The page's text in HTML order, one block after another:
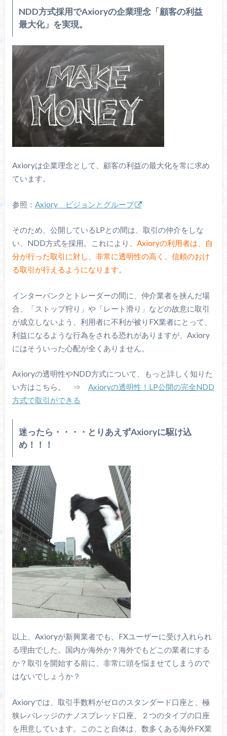
NDD方式採用でAxioryの企業理念「顧客の利益
最大化」を実現。
Axioryは企業理念として、顧客の利益の最大化を常に求め
ています。
参照： Axiory ビジョンとグループ
そのため、公開しているLPとの間は、取引の仲介をしな
い、NDD方式を採用。これにより、 Axioryの利用者は、自
分が行った取引に対し、非常に透明性の高く、信頼のおけ
る取引が行えるようになります。
インターバンクとトレーダーの間に、仲介業者を挟んだ場
合、「ストップ狩り」や「レート滑り」などの故意に取引
が成立しないよう、利用者に不利が被りFX業者にとって、
利益になるような行為をされる恐れがありますが、Axiory
にはそういった心配が全くありません。
Axioryの透明性やNDD方式について、もっと詳しく知りた
い方はこちら。 ⇒ Axioryの透明性！LP公開の完全NDD
方式で取引ができる
迷ったら・・・・とりあえずAxioryに駆け込
め！！！
以上、Axioryが新興業者でも、FXユーザーに受け入れられ
る理由でした。国内か海外か？海外でもどこの業者にする
か？取引を開始する前に、非常に頭を悩ませてしまうので
はないでしょうか？
Axioryでは、取引手数料がゼロのスタンダード口座と、極
狭レバレッジのナノスプレッド口座、２つのタイプの口座
を用意しています。このこと自体は、数多くある海外FX業